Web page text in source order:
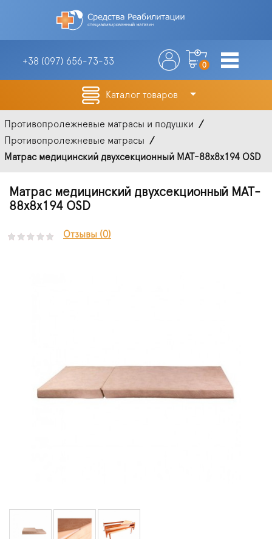
+38 (097) 656-73-33 0
Каталог товаров
Противопролежневые матрасы и подушки
Противопролежневые матрасы
Матрас медицинский двухсекционный MAT-88x8x194 OSD
Матрас медицинский двухсекционный MAT-
88x8x194 OSD
Отзывы (0)